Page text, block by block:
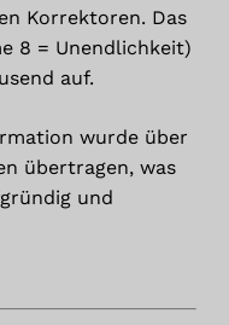
Korrektoren. Das
8 = Unendlichkeit)
auf.
wurde über
übertragen, was
und